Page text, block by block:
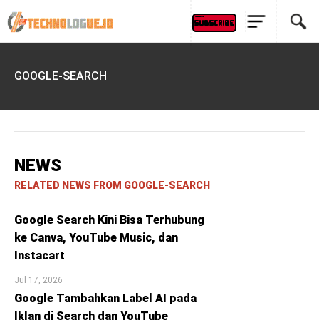
GOOGLE-SEARCH
NEWS
RELATED NEWS FROM GOOGLE-SEARCH
Google Search Kini Bisa Terhubung
ke Canva, YouTube Music, dan
Instacart
Jul 17, 2026
Google Tambahkan Label AI pada
Iklan di Search dan YouTube